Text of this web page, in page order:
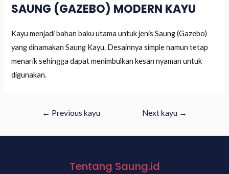
SAUNG (GAZEBO) MODERN KAYU
Kayu menjadi bahan baku utama untuk jenis Saung (Gazebo)
yang dinamakan Saung Kayu. Desainnya simple namun tetap
menarik sehingga dapat menimbulkan kesan nyaman untuk
digunakan.
← Previous kayu Next kayu →
Tentang Saung.id